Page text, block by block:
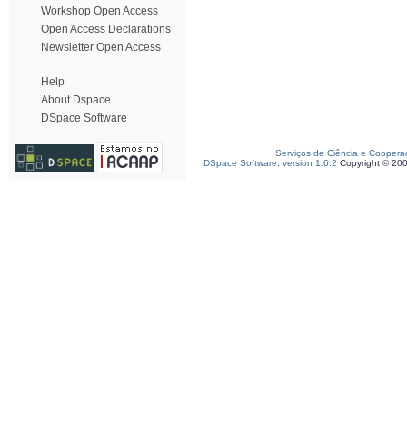
Workshop Open Access
Open Access Declarations
Newsletter Open Access
Help
About Dspace
DSpace Software
Serviços de Ciência e
DSpace Software, version 1.6.2 Copyright ©